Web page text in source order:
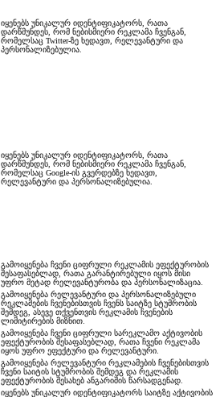
იყენებს უნიკალურ იდენტიფიკატორს, რათა
დარწმუნდეს, რომ ნებისმიერი რეკლამა ჩვენგან,
რომელსაც Twitter-ზე ხედავთ, რელევანტური და
პერსონალიზებულია.
იყენებს უნიკალურ იდენტიფიკატორს, რათა
დარწმუნდეს, რომ ნებისმიერი რეკლამა ჩვენგან,
რომელსაც Google-ის გვერდებზე ხედავთ,
რელევანტური და პერსონალიზებულია.
გამოიყენება ჩვენი ციფრული რეკლამის ეფექტურობის
შესაფასებლად, რათა გარანტირებული იყოს მისი
უფრო მეტად რელევანტურობა და პერსონალიზაცია.
გამოიყენება რელევანტური და პერსონალიზებული
რეკლამების ჩვენებისთვის ჩვენს საიტზე სტუმრობის
შემდეგ, ასევე თქვენთვის რეკლამის ჩვენების
ლიმიტირების მიზნით.
გამოიყენება ჩვენი ციფრული სარეკლამო აქტივობის
ეფექტურობის შესაფასებლად, რათა ჩვენი რეკლამა
იყოს უფრო ეფექტური და რელევანტური.
გამოიყენება რელევანტური რეკლამების ჩვენებისთვის
ჩვენი საიტის სტუმრობის შემდეგ და რეკლამის
ეფექტურობის შესახებ ანგარიშის წარსადგენად.
იყენებს უნიკალურ იდენტიფიკატორს საიტზე აქტივობის